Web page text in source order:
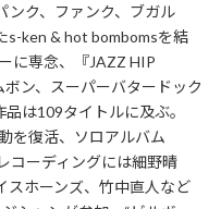
ンク、ファンク、ブガル
s-ken & hot bombomsを結
に専念、『JAZZ HIP
ン、スーパーバタードック
は109タイトルに及ぶ。
を復活、ソロアルバム
コーディングには細野晴
スホーンズ、竹中直人など